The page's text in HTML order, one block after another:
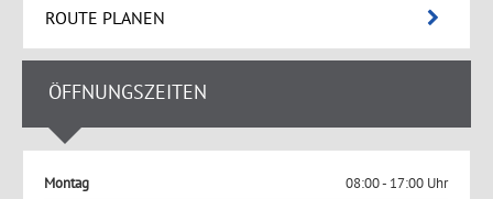
ROUTE PLANEN
ÖFFNUNGSZEITEN
Montag
08:00 - 17:00 Uhr